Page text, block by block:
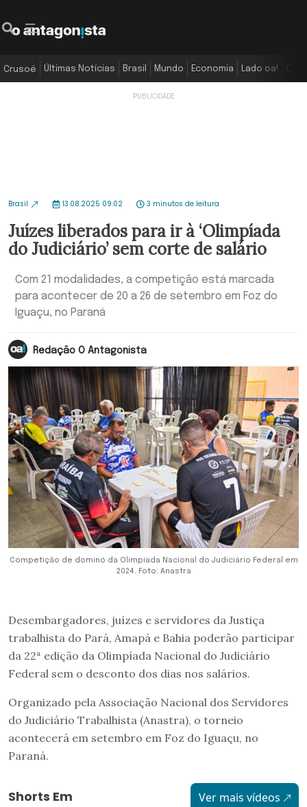
Crusoé Últimas Notícias Brasil Mundo Economia Lado oa!
Brasil 13.08.2025 09:02 3 minutos de leitura
Juízes liberados para ir à ‘Olimpíada
do Judiciário’ sem corte de salário
Com 21 modalidades, a competição está marcada
para acontecer de 20 a 26 de setembro em Foz do
Iguaçu, no Paraná
Redação O Antagonista
Competição de dominó da Olimpíada Nacional do Judiciário Federal em
2024. Foto: Anastra
Desembargadores, juízes e servidores da Justiça
trabalhista do Pará, Amapá e Bahia poderão participar
da 22ª edição da Olimpíada Nacional do Judiciário
Federal sem o desconto dos dias nos salários.
Organizado pela Associação Nacional dos Servidores
do Judiciário Trabalhista (Anastra), o torneio
acontecerá em setembro em Foz do Iguaçu, no
Paraná.
Shorts Em
Ver mais vídeos